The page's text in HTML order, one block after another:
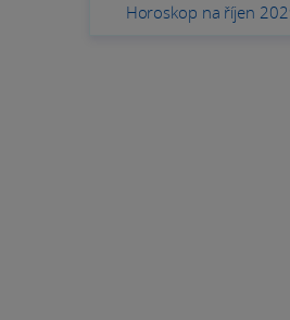
Horoskop na říjen